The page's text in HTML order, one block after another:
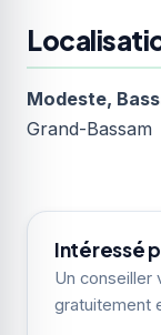
Modeste,
Grand-Bassam
Intéressé
Un conseiller
gratuitement